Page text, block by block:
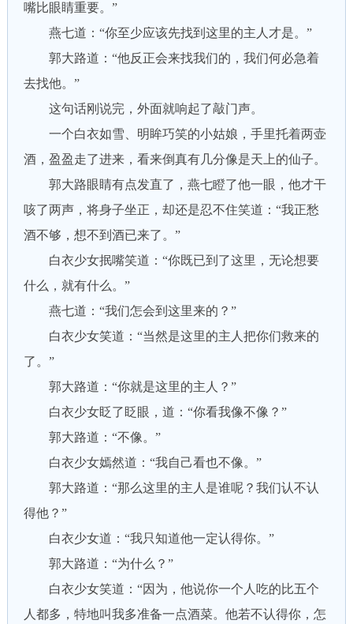
嘴比眼睛重要。”
燕七道：“你至少应该先找到这里的主人才是。”
郭大路道：“他反正会来找我们的，我们何必急着
去找他。”
这句话刚说完，外面就响起了敲门声。
一个白衣如雪、明眸巧笑的小姑娘，手里托着两壶
酒，盈盈走了进来，看来倒真有几分像是天上的仙子。
郭大路眼睛有点发直了，燕七瞪了他一眼，他才干
咳了两声，将身子坐正，却还是忍不住笑道：“我正愁
酒不够，想不到酒已来了。”
白衣少女抿嘴笑道：“你既已到了这里，无论想要
什么，就有什么。”
燕七道：“我们怎会到这里来的？”
白衣少女笑道：“当然是这里的主人把你们救来的
了。”
郭大路道：“你就是这里的主人？”
白衣少女眨了眨眼，道：“你看我像不像？”
郭大路道：“不像。”
白衣少女嫣然道：“我自己看也不像。”
郭大路道：“那么这里的主人是谁呢？我们认不认
得他？”
白衣少女道：“我只知道他一定认得你。”
郭大路道：“为什么？”
白衣少女笑道：“因为，他说你一个人吃的比五个
人都多，特地叫我多准备一点酒菜。他若不认得你，怎